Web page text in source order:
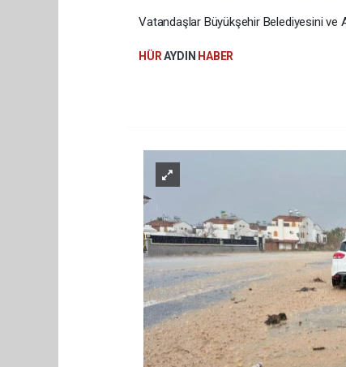
Vatandaşlar Büyükşehir Belediyesini ve
HÜRAYDIN HABER